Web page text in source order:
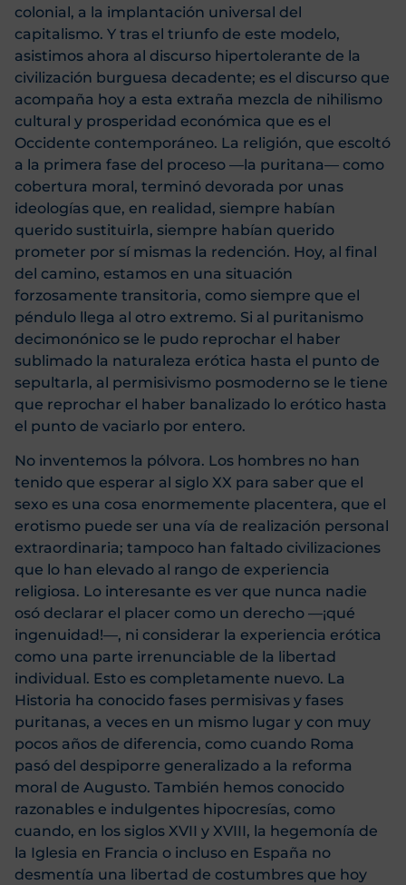
colonial, a la implantación universal del
capitalismo. Y tras el triunfo de este modelo,
asistimos ahora al discurso hipertolerante de la
civilización burguesa decadente; es el discurso que
acompaña hoy a esta extraña mezcla de nihilismo
cultural y prosperidad económica que es el
Occidente contemporáneo. La religión, que escoltó
a la primera fase del proceso —la puritana— como
cobertura moral, terminó devorada por unas
ideologías que, en realidad, siempre habían
querido sustituirla, siempre habían querido
prometer por sí mismas la redención. Hoy, al final
del camino, estamos en una situación
forzosamente transitoria, como siempre que el
péndulo llega al otro extremo. Si al puritanismo
decimonónico se le pudo reprochar el haber
sublimado la naturaleza erótica hasta el punto de
sepultarla, al permisivismo posmoderno se le tiene
que reprochar el haber banalizado lo erótico hasta
el punto de vaciarlo por entero.
No inventemos la pólvora. Los hombres no han
tenido que esperar al siglo XX para saber que el
sexo es una cosa enormemente placentera, que el
erotismo puede ser una vía de realización personal
extraordinaria; tampoco han faltado civilizaciones
que lo han elevado al rango de experiencia
religiosa. Lo interesante es ver que nunca nadie
osó declarar el placer como un derecho —¡qué
ingenuidad!—, ni considerar la experiencia erótica
como una parte irrenunciable de la libertad
individual. Esto es completamente nuevo. La
Historia ha conocido fases permisivas y fases
puritanas, a veces en un mismo lugar y con muy
pocos años de diferencia, como cuando Roma
pasó del despiporre generalizado a la reforma
moral de Augusto. También hemos conocido
razonables e indulgentes hipocresías, como
cuando, en los siglos XVII y XVIII, la hegemonía de
la Iglesia en Francia o incluso en España no
desmentía una libertad de costumbres que hoy